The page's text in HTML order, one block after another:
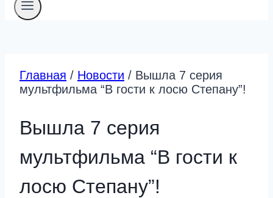
Главная / Новости / Вышла 7 серия
мультфильма “В гости к лосю Степану”!
Вышла 7 серия
мультфильма “В гости к
лосю Степану”!